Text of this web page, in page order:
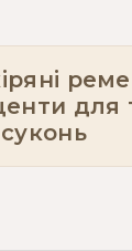
для